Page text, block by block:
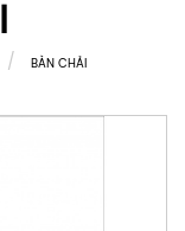
BÀN CHẢI